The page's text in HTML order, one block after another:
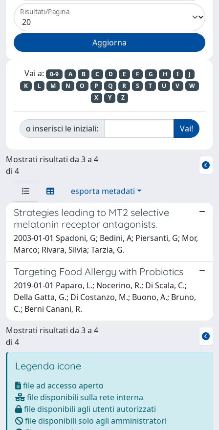
Risultati/Pagina
Vai a: 0-9 A B C D E F G H I
J
K
L M N O P Q R S T U V
W
X
Y Z
o inserisci le iniziali:
Mostrati risultati da 3 a 4
di 4
esporta metadati
Strategies leading to MT2 selective
melatonin receptor antagonists.
2003-01-01 Spadoni, G; Bedini, A; Piersanti, G; Mor,
Marco; Rivara, Silvia; Tarzia, G.
Targeting Food Allergy with Probiotics
2019-01-01 Paparo, L.; Nocerino, R.; Di Scala, C.;
Della Gatta, G.; Di Costanzo, M.; Buono, A.; Bruno,
C.; Berni Canani, R.
Mostrati risultati da 3 a 4
di 4
Legenda icone
file ad accesso aperto
file disponibili sulla rete interna
file disponibili agli utenti autorizzati
file disponibili solo agli amministratori